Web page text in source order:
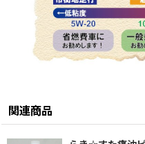
関連商品